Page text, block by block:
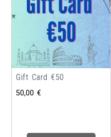
Gift Card €50
50,00€